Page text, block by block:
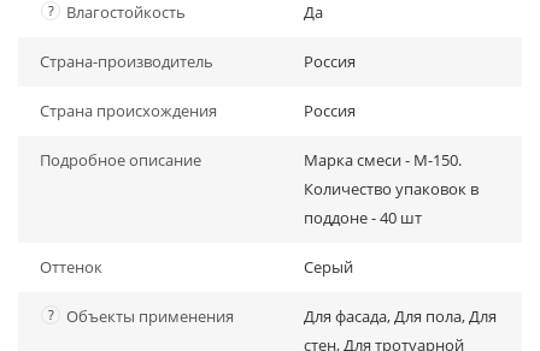
? Влагостойкость Да
Страна-производитель Россия
Страна происхождения Россия
Подробное описание
Марка смеси - М-150.
Количество упаковок в
поддоне - 40 шт
Оттенок Серый
? Объекты применения
Для фасада, Для пола, Для
стен, Для тротуарной